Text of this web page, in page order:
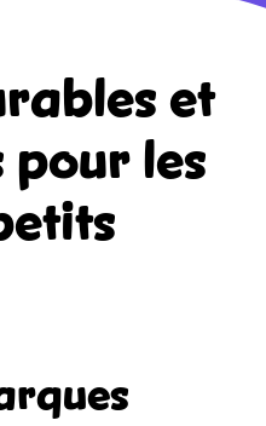
et
pour les